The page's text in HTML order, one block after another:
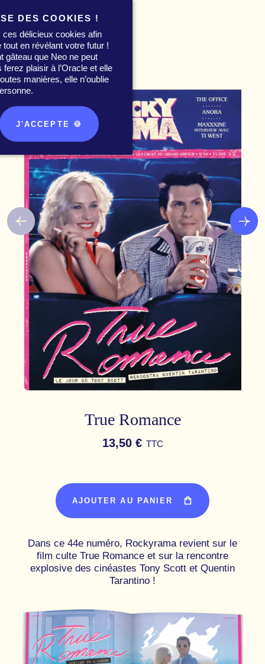
DES COOKIES !
ces délicieux cookies afin
tout en révélant votre futur !
gâteau que Neo ne peut
ferez plaisir à l’Oracle et elle
manières, elle n’oublie
J'ACCEPTE 🍪
0
True Romance
13,50 € TTC
AJOUTER AU PANIER
Dans ce 44e numéro, Rockyrama revient sur le
film culte True Romance et sur la rencontre
explosive des cinéastes Tony Scott et Quentin
Tarantino !